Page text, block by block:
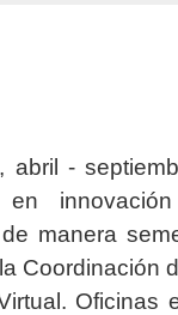
abril -
en
manera
Coordinación
Oficinas